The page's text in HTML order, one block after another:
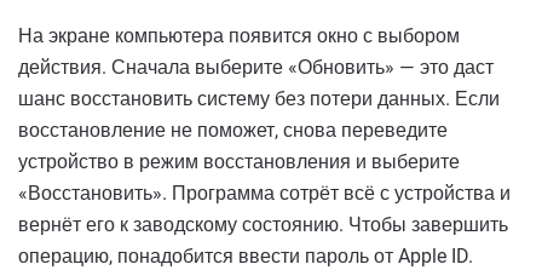
На экране компьютера появится окно с выбором
действия. Сначала выберите «Обновить» — это даст
шанс восстановить систему без потери данных. Если
восстановление не поможет, снова переведите
устройство в режим восстановления и выберите
«Восстановить». Программа сотрёт всё с устройства и
вернёт его к заводскому состоянию. Чтобы завершить
операцию, понадобится ввести пароль от Apple ID.